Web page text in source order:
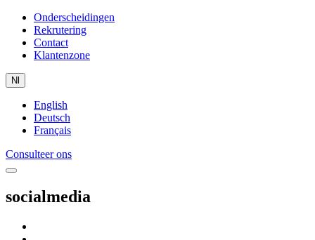
Onderscheidingen
Rekrutering
Contact
Klantenzone
Nl
English
Deutsch
Français
Consulteer ons
socialmedia